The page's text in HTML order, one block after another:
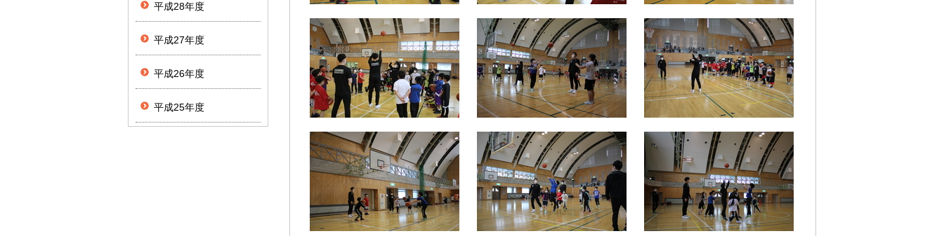
平成28年度
平成27年度
平成26年度
平成25年度